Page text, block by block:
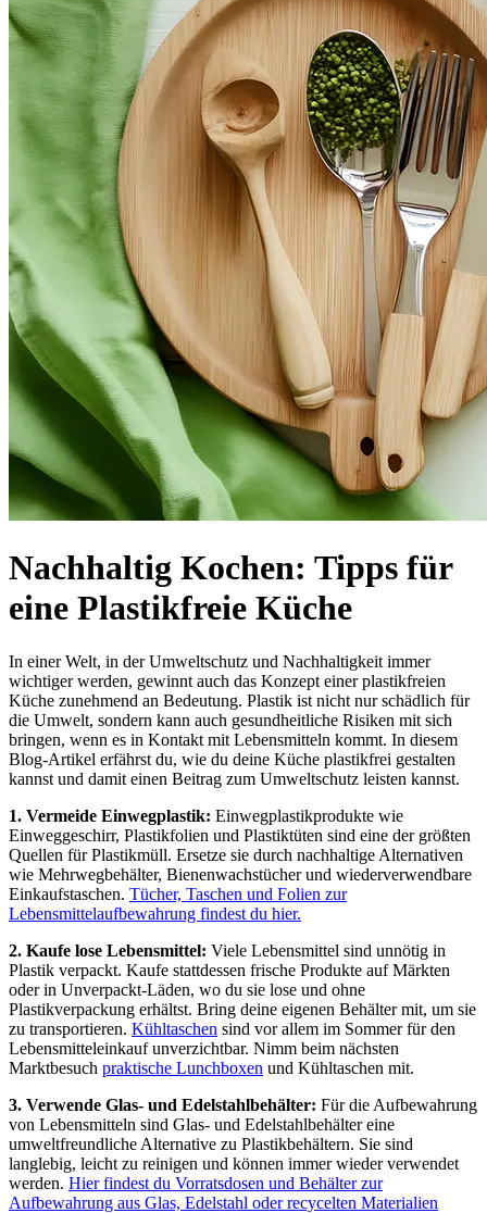
Nachhaltig Kochen: Tipps für
eine Plastikfreie Küche
In einer Welt, in der Umweltschutz und Nachhaltigkeit immer
wichtiger werden, gewinnt auch das Konzept einer plastikfreien
Küche zunehmend an Bedeutung. Plastik ist nicht nur schädlich für
die Umwelt, sondern kann auch gesundheitliche Risiken mit sich
bringen, wenn es in Kontakt mit Lebensmitteln kommt. In diesem
Blog-Artikel erfährst du, wie du deine Küche plastikfrei gestalten
kannst und damit einen Beitrag zum Umweltschutz leisten kannst.
1. Vermeide Einwegplastik: Einwegplastikprodukte wie
Einweggeschirr, Plastikfolien und Plastiktüten sind eine der größten
Quellen für Plastikmüll. Ersetze sie durch nachhaltige Alternativen
wie Mehrwegbehälter, Bienenwachstücher und wiederverwendbare
Einkaufstaschen. Tücher, Taschen und Folien zur
Lebensmittelaufbewahrung findest du hier.
2. Kaufe lose Lebensmittel: Viele Lebensmittel sind unnötig in
Plastik verpackt. Kaufe stattdessen frische Produkte auf Märkten
oder in Unverpackt-Läden, wo du sie lose und ohne
Plastikverpackung erhältst. Bring deine eigenen Behälter mit, um sie
zu transportieren. Kühltaschen sind vor allem im Sommer für den
Lebensmitteleinkauf unverzichtbar. Nimm beim nächsten
Marktbesuch praktische Lunchboxen und Kühltaschen mit.
3. Verwende Glas- und Edelstahlbehälter: Für die Aufbewahrung
von Lebensmitteln sind Glas- und Edelstahlbehälter eine
umweltfreundliche Alternative zu Plastikbehältern. Sie sind
langlebig, leicht zu reinigen und können immer wieder verwendet
werden. Hier findest du Vorratsdosen und Behälter zur
Aufbewahrung aus Glas, Edelstahl oder recycelten Materialien